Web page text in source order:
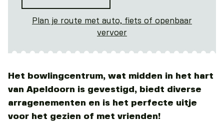
Plan je route met auto, fiets of openbaar
vervoer
Het bowlingcentrum, wat midden in het hart
van Apeldoorn is gevestigd, biedt diverse
arragenementen en is het perfecte uitje
voor het gezien of met vrienden!